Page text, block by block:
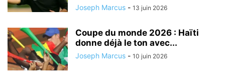
Joseph Marcus - 13 juin 2026
Coupe du monde 2026 : Haïti
donne déjà le ton avec...
Joseph Marcus - 10 juin 2026